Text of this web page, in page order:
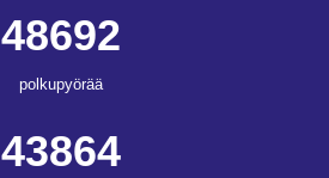
48692
polkupyörää
43864